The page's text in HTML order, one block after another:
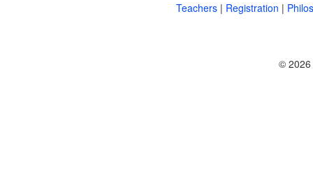
Teachers | Registration |
© 2026